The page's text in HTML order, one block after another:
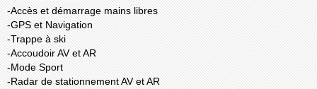
-Accès et démarrage mains libres
-GPS et Navigation
-Trappe à ski
-Accoudoir AV et AR
-Mode Sport
-Radar de stationnement AV et AR